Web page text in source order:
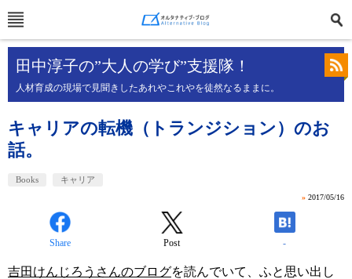
田中淳子の”大人の学び”支援隊！
人材育成の現場で見聞きしたあれやこれやを徒然なるままに。
キャリアの転機（トランジション）のお
話。
Books キャリア
» 2017/05/16
Share Post -
吉田けんじろうさんのブログを読んでいて、ふと思い出し